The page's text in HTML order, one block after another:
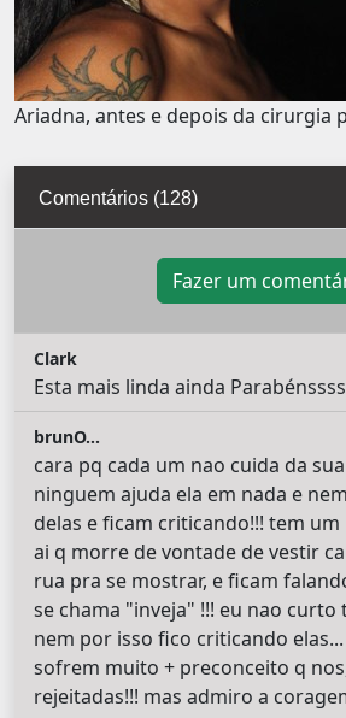
Ariadna, antes e depois da cirurgia
Comentários (128)
Fazer um
Clark
Esta mais linda ainda
brunO...
cara pq cada um nao cuida da
ninguem ajuda ela em nada e
delas e ficam criticando!!! tem
ai q morre de vontade de vestir
rua pra se mostrar, e ficam
se chama "inveja" !!! eu nao curto
nem por isso fico criticando
sofrem muito + preconceito q
rejeitadas!!! mas admiro a